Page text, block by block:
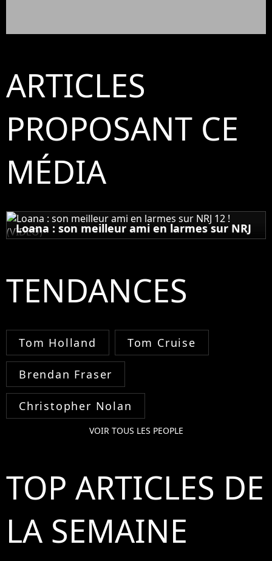
ARTICLES
PROPOSANT CE
MÉDIA
Loana : son meilleur ami en larmes sur NRJ
12 ! (VIDEO)
TENDANCES
Tom Holland Tom Cruise
Brendan Fraser
Christopher Nolan
VOIR TOUS LES PEOPLE
TOP ARTICLES DE
LA SEMAINE